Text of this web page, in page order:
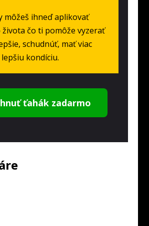
môžeš ihneď aplikovať
života čo ti pomôže vyzerať
schudnúť, mať viac
kondíciu.
ťahák zadarmo